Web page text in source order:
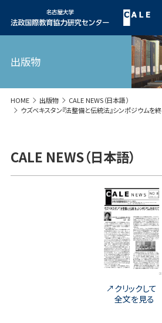
出版物
HOME 出版物
CALE NEWS（日本語）
ウズベキスタン『法整備と伝統法』シンポジウムを
CALE NEWS（日本語）
クリックして
全文を見る